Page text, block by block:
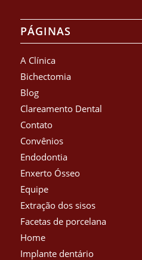
PÁGINAS
A Clínica
Bichectomia
Blog
Clareamento Dental
Contato
Convênios
Endodontia
Enxerto Ósseo
Equipe
Extração dos sisos
Facetas de porcelana
Home
Implante dentário